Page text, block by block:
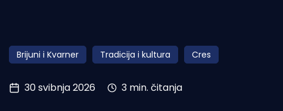
Pomorstvo
Ribolov
Brijuni i Kvarner Tradicija i kultura Cres
30 svibnja 2026 3 min. čitanja